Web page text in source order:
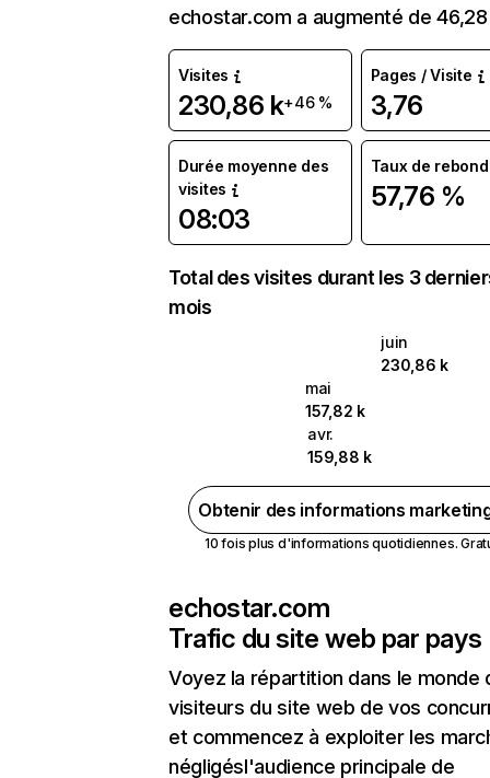
echostar.com a augmenté de
Visites
230,86 k+46 %
Pages / Visite
3,76
Durée moyenne des
visites
08:03
Taux de rebond
57,76 %
Total des visites durant les 3
mois
juin
230,86 k
mai
157,82 k
avr.
159,88 k
Obtenir des informations
10 fois plus d'informations quotidiennes.
echostar.com
Trafic du site web par pays
Voyez la répartition dans le monde
visiteurs du site web de vos
et commencez à exploiter les
négligésl'audience principale de